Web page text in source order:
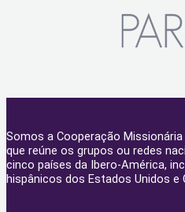
Somos a Cooperação
que reúne os grupos ou redes
cinco países da Ibero-América,
hispânicos dos Estados Unidos e